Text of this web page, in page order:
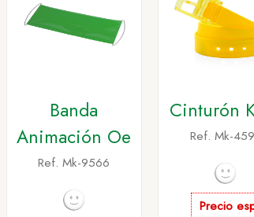
Banda
Animación Oe
Ref. Mk-9566
Cinturón
Ref. Mk-
Precio